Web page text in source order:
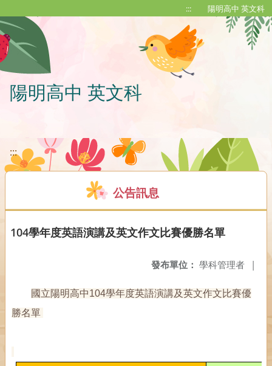
::: 陽明高中 英文科
陽明高中 英文科
:::
公告訊息
104學年度英語演講及英文作文比賽優勝名單
發布單位： 學科管理者 |
國立陽明高中104學年度英語演講及英文作文比賽優
勝名單